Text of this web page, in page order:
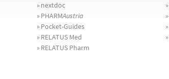
»nextdoc
»PHARMAustria
»Pocket-Guides
»RELATUS Med
»RELATUS Pharm
»
»
»
»